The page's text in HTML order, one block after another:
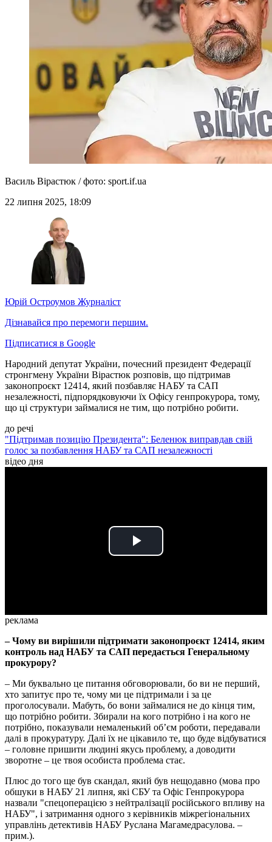
Василь Вірастюк / фото: sport.if.ua
22 липня 2025, 18:09
Юрій Остроумов Журналіст
Дізнавайся про перемоги першим.
Підписатися в Google
Народний депутат України, почесний президент Федерації
стронгмену України Вірастюк розповів, що підтримав
законопроєкт 12414, який позбавляє НАБУ та САП
незалежності, підпорядковуючи їх Офісу генпрокурора, тому,
що ці структури займалися не тим, що потрібно робити.
до речі
"Підтримав позицію Президента": Беленюк виправдав свій
голос за позбавлення НАБУ та САП незалежності
відео дня
Play
реклама
– Чому ви вирішили підтримати законопроєкт 12414, яким
контроль над НАБУ та САП передається Генеральному
прокурору?
– Ми буквально це питання обговорювали, бо ви не перший,
хто запитує про те, чому ми це підтримали і за це
проголосували. Мабуть, бо вони займалися не до кінця тим,
що потрібно робити. Збирали на кого потрібно і на кого не
потрібно, показували немаленький обʼєм роботи, передавали
далі в прокуратуру. Далі їх не цікавило те, що буде відбуватися
– головне пришити людині якусь проблему, а доводити
зворотне – це твоя особиста проблема стає.
Плюс до того ще був скандал, який був нещодавно (мова про
обшуки в НАБУ 21 липня, які СБУ та Офіс Генпрокурора
назвали "спецоперацією з нейтралізації російського впливу на
НАБУ", і затримання одного з керівників міжрегіональних
управлінь детективів НАБУ Руслана Магамедрасулова. –
прим.).